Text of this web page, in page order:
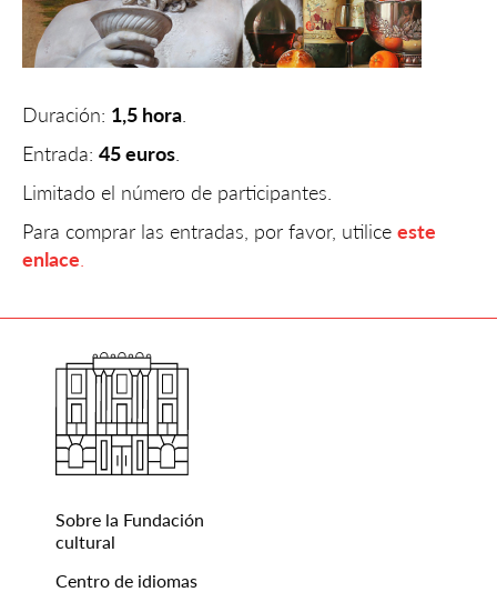
Duración: 1,5 hora
Entrada: 45 euros
Limitado el número de participantes.
Para comprar las entradas, por favor, utilice este
enlace
Sobre la Fundación
cultural
Centro de idiomas